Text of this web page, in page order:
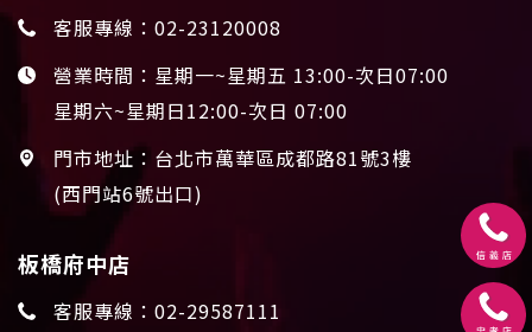
客服專線： 02-23120008
營業時間：星期一~星期五 13:00-次日07:00
星期六~星期日12:00-次日 07:00
門市地址：台北市萬華區成都路81號3樓
(西門站6號出口)
板橋府中店
客服專線： 02-29587111